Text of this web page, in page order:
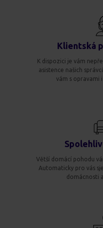
Klientská
K dispozici je vám
asistence našich
vám s opravami
Větší domácí pohodu
Automaticky pro vás
domácnosti